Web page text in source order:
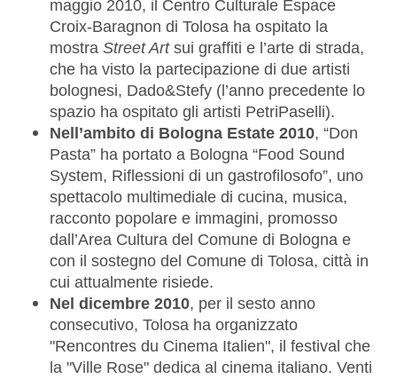
maggio 2010, il Centro Culturale Espace
Croix-Baragnon di Tolosa ha ospitato la
mostra Street Art sui graffiti e l’arte di strada,
che ha visto la partecipazione di due artisti
bolognesi, Dado&Stefy (l’anno precedente lo
spazio ha ospitato gli artisti PetriPaselli).
Nell’ambito di Bologna Estate 2010, “Don
Pasta” ha portato a Bologna “Food Sound
System, Riflessioni di un gastrofilosofo”, uno
spettacolo multimediale di cucina, musica,
racconto popolare e immagini, promosso
dall’Area Cultura del Comune di Bologna e
con il sostegno del Comune di Tolosa, città in
cui attualmente risiede.
Nel dicembre 2010, per il sesto anno
consecutivo, Tolosa ha organizzato
"Rencontres du Cinema Italien", il festival che
la "Ville Rose" dedica al cinema italiano. Venti